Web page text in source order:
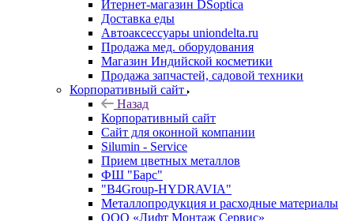
Итернет-магазин DSoptica
Доставка еды
Автоаксессуары uniondelta.ru
Продажа мед. оборудования
Магазин Индийской косметики
Продажа запчастей, садовой техники
Корпоративный сайт
Назад
Корпоративный сайт
Сайт для оконной компании
Silumin - Service
Прием цветных металлов
ФШ "Барс"
"B4Group-HYDRAVIA"
Металлопродукция и расходные материалы
OOO «Лифт Монтаж Сервис»